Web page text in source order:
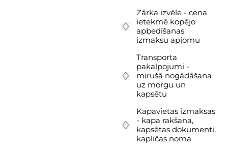
Zārka izvēle - cena
ietekmē kopējo
apbedīšanas
izmaksu apjomu
Transporta
pakalpojumi -
mirušā nogādāšana
uz morgu un
kapsētu
Kapavietas izmaksas
- kapa rakšana,
kapsētas dokumenti,
kapličas noma